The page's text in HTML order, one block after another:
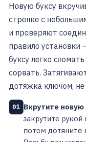
Новую буксу
стрелке с
и проверяют
правило установки
буксу легко
сорвать.
дотяжка ключом, не
01 Вкрутите новую
закрутите
потом дотяните